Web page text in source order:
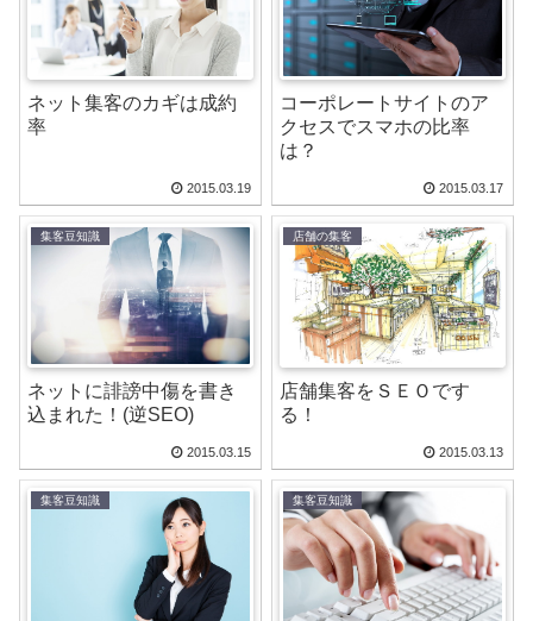
ネット集客のカギは成約
率
2015.03.19
コーポレートサイトのア
クセスでスマホの比率
は？
2015.03.17
集客豆知識
ネットに誹謗中傷を書き
込まれた！(逆SEO)
2015.03.15
店舗の集客
店舗集客をＳＥＯです
る！
2015.03.13
集客豆知識 集客豆知識